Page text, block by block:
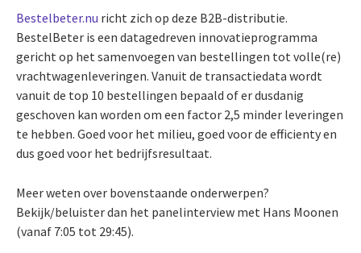
Bestelbeter.nu richt zich op deze B2B-distributie.
BestelBeter is een datagedreven innovatieprogramma
gericht op het samenvoegen van bestellingen tot volle(re)
vrachtwagenleveringen. Vanuit de transactiedata wordt
vanuit de top 10 bestellingen bepaald of er dusdanig
geschoven kan worden om een factor 2,5 minder leveringen
te hebben. Goed voor het milieu, goed voor de efficienty en
dus goed voor het bedrijfsresultaat.
Meer weten over bovenstaande onderwerpen?
Bekijk/beluister dan het panelinterview met Hans Moonen
(vanaf 7:05 tot 29:45).